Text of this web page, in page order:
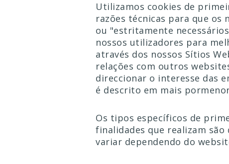
Utilizamos cookies de
razões técnicas para que os
ou "estritamente
nossos utilizadores para
através dos nossos Sítios
relações com outros
direccionar o interesse das
é descrito em mais
Os tipos específicos de
finalidades que realizam
variar dependendo do